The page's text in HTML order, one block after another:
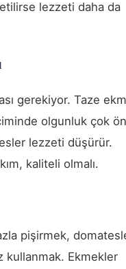
lezzeti daha da
gerekiyor. Taze
olgunluk çok
lezzeti düşürür.
kaliteli olmalı.
pişirmek,
kullanmak. Ekmekler